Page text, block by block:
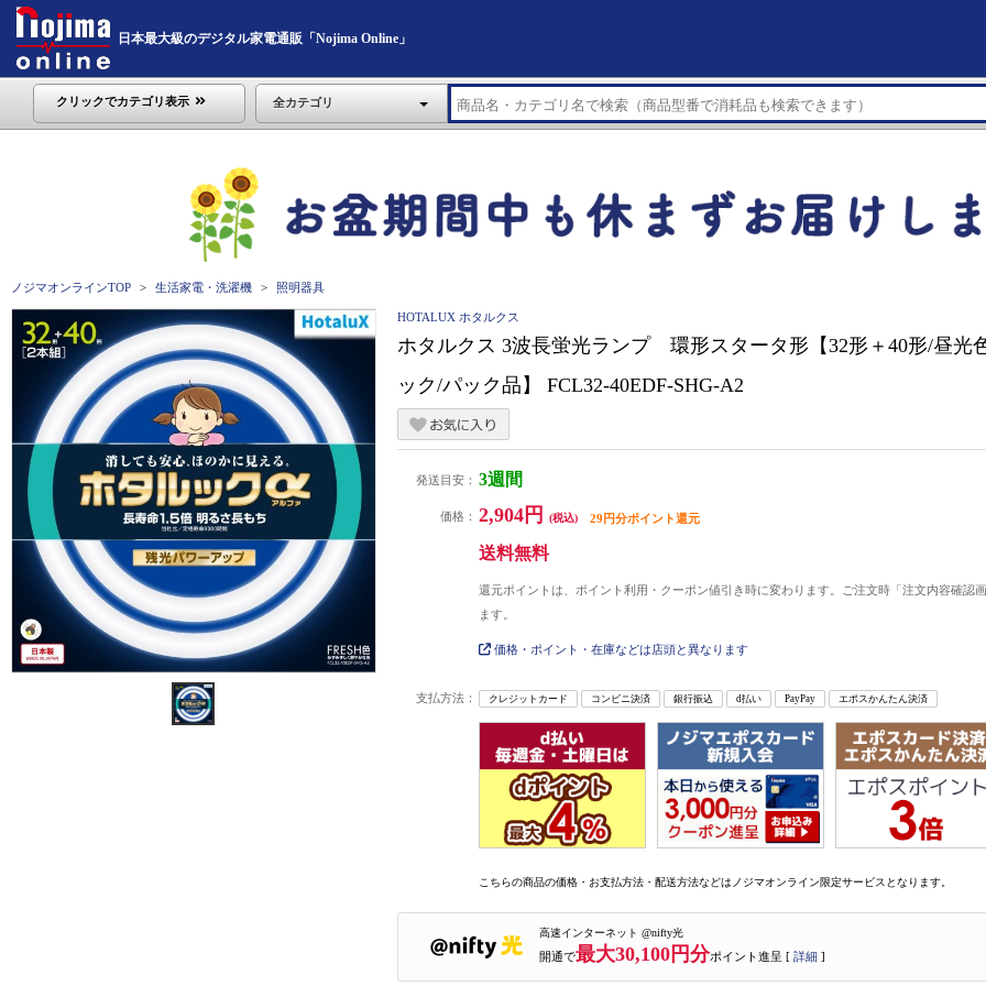
日本最大級のデジタル家電通販「Nojima Online」
クリックでカテゴリ表示 全カテゴリ
ノジマオンラインTOP 生活家電・洗濯機 照明器具
HOTALUX ホタルクス
ホタルクス 3波長蛍光ランプ 環形スタータ形【32形＋40形/昼光
ック/パック品】 FCL32-40EDF-SHG-A2
発送目安： 3週間
価格： 2,904円 (税込) 29円分ポイント還元
送料無料
還元ポイントは、ポイント利用・クーポン値引き時に変わります。ご注文時「注文内容確認
ます。
価格・ポイント・在庫などは店頭と異なります
支払方法： クレジットカード コンビニ決済 銀行振込 d払い PayPay エポスかんたん決済
こちらの商品の価格・お支払方法・配送方法などはノジマオンライン限定サービスとなります。
高速インターネット @nifty光
開通で最大30,100円分ポイント進呈 [ 詳細 ]